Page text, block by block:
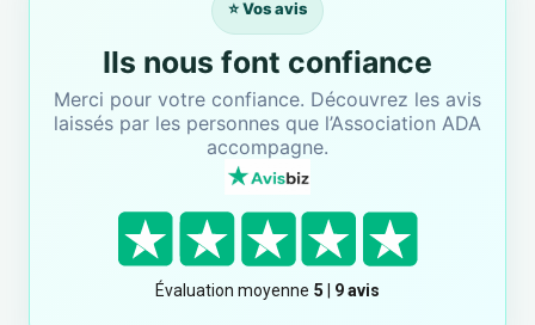
⭐ Vos avis
Ils nous font confiance
Merci pour votre confiance. Découvrez les avis
laissés par les personnes que l’Association ADA
accompagne.